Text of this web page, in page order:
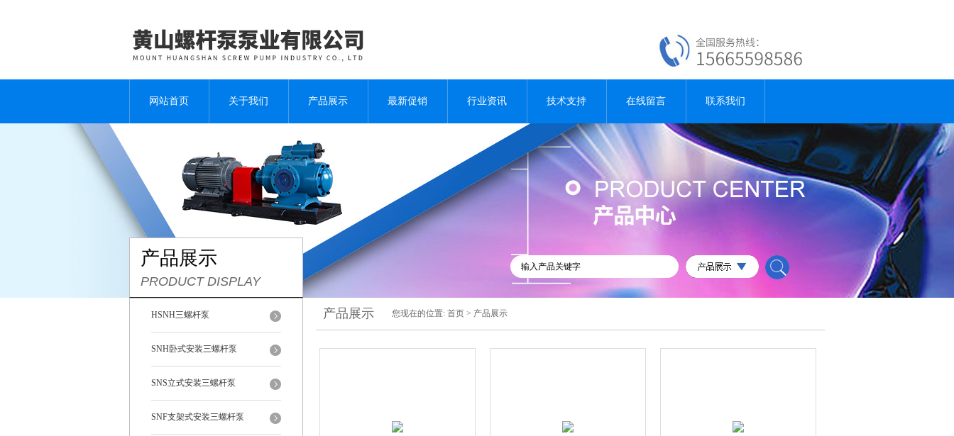
网站首页 关于我们 产品展示 最新促销 行业资讯 技术支持 在线留言 联系我们
产品展示
PRODUCT DISPLAY
HSNH三螺杆泵
SNH卧式安装三螺杆泵
SNS立式安装三螺杆泵
SNF支架式安装三螺杆泵
产品展示 您现在的位置: 首页 > 产品展示